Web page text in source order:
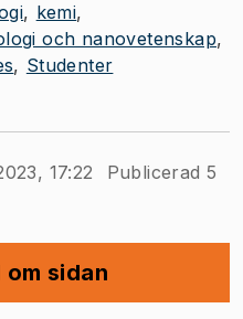
kemi
och nanovetenskap
Studenter
17:22
Publicerad 5
sidan